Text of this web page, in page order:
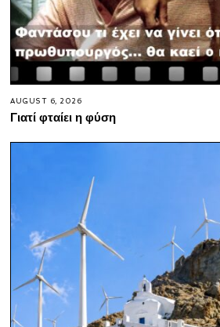
AUGUST 6, 2026
Γιατί φταίει η φύση